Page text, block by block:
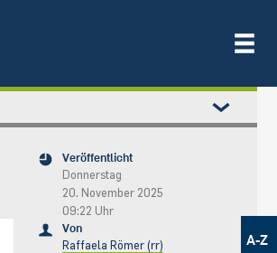
Metamenü
A-Z
Veröffentlicht
Donnerstag
20. November 2025
09:22 Uhr
Von
Raffaela Römer (rr)